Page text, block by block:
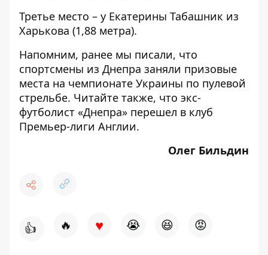
Третье место – у Екатерины Табашник из
Харькова (1,88 метра).
Напомним, ранее мы писали, что
спортсмены из Днепра заняли призовые
места на чемпионате Украины по пулевой
стрельбе. Читайте также, что экс-
футболист «Днепра» перешел в клуб
Премьер-лиги Англии.
Олег Бильдин
👍 🔥 ♥ 😭 😆 😡